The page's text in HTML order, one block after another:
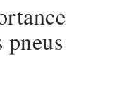
pneus